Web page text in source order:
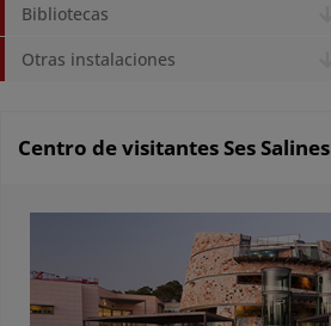
Bibliotecas
Otras instalaciones
Centro de visitantes Ses Salines